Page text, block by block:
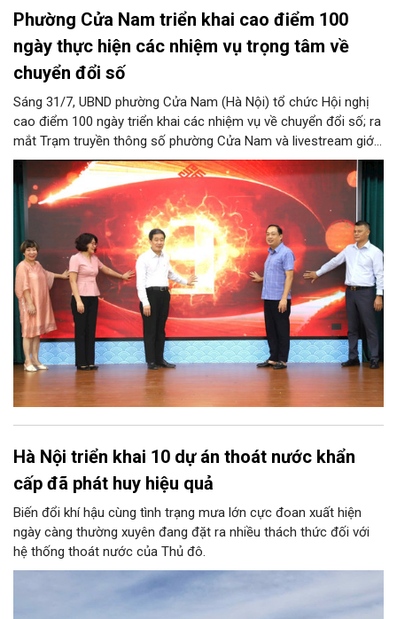
Phường Cửa Nam triển khai cao điểm 100
ngày thực hiện các nhiệm vụ trọng tâm về
chuyển đổi số
Sáng 31/7, UBND phường Cửa Nam (Hà Nội) tổ chức Hội nghị
cao điểm 100 ngày triển khai các nhiệm vụ về chuyển đổi số; ra
mắt Trạm truyền thông số phường Cửa Nam và livestream giới
thiệu các sản phẩm du lịch gắn với di sản, văn hóa kiến trúc
trên địa bàn.
Hà Nội triển khai 10 dự án thoát nước khẩn
cấp đã phát huy hiệu quả
Biến đổi khí hậu cùng tình trạng mưa lớn cực đoan xuất hiện
ngày càng thường xuyên đang đặt ra nhiều thách thức đối với
hệ thống thoát nước của Thủ đô.